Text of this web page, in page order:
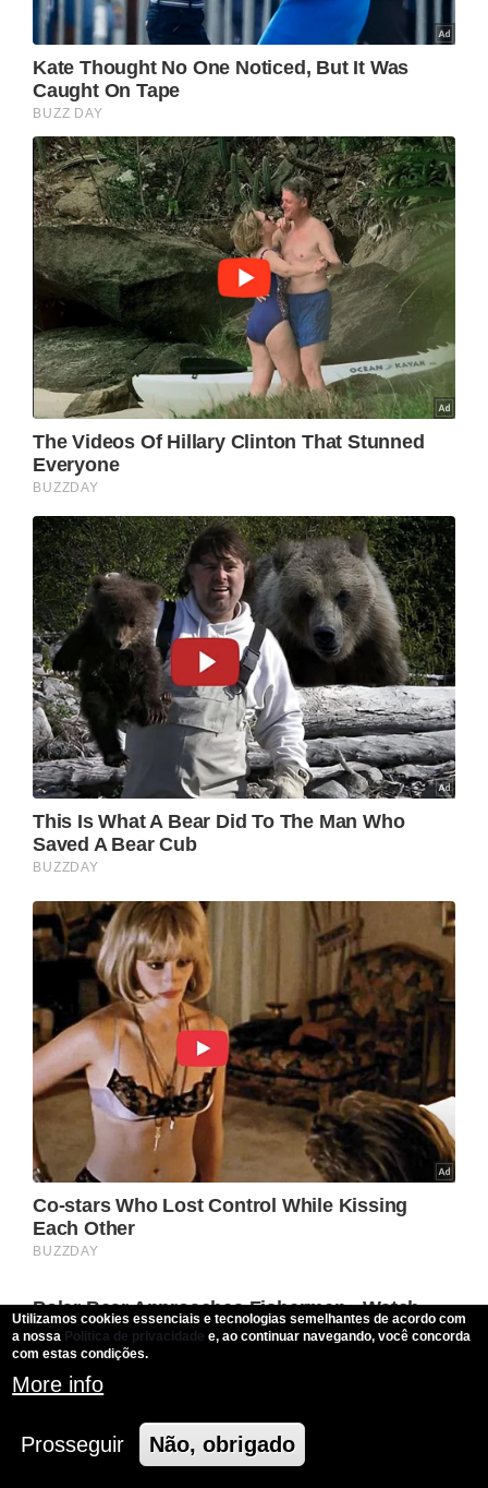
Utilizamos cookies essenciais e tecnologias semelhantes de acordo com
a nossa Politica de privacidade e, ao continuar navegando, você concorda
com estas condições.
More info
Prosseguir Não, obrigado